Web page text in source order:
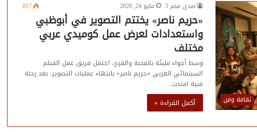
ثقافة وفن
صدى مصر 3 مايو 24, 2026 817
«حريم ناصر» يختتم التصوير في أبوظبي
واستعدادات لعرض عمل كوميدي عربي
مختلف
وسط أجواء مليئة بالمحبة والفرح، احتفل فريق عمل الفيلم
السينمائي العربي «حريم ناصر» بانتهاء عمليات التصوير، بعد رحلة
فنية امتدت…
أكمل القراءة »